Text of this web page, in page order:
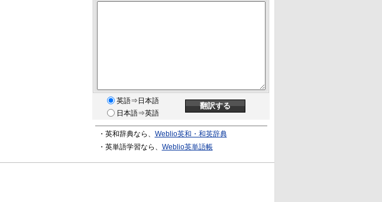
英語⇒日本語
日本語⇒英語
・英和辞典なら、 Weblio英和・和英辞典
・英単語学習なら、 Weblio英単語帳